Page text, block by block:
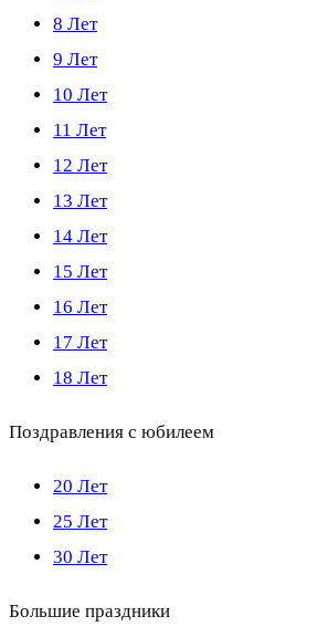
8 Лет
9 Лет
10 Лет
11 Лет
12 Лет
13 Лет
14 Лет
15 Лет
16 Лет
17 Лет
18 Лет
Поздравления с юбилеем
20 Лет
25 Лет
30 Лет
Большие праздники